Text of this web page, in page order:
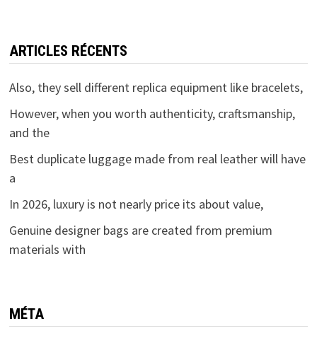
ARTICLES RÉCENTS
Also, they sell different replica equipment like bracelets,
However, when you worth authenticity, craftsmanship,
and the
Best duplicate luggage made from real leather will have
a
In 2026, luxury is not nearly price its about value,
Genuine designer bags are created from premium
materials with
MÉTA